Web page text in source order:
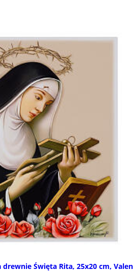
Święta Rita, 25x20 cm,